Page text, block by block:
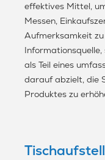
effektives Mittel,
Messen,
Aufmerksamkeit
als Teil eines
darauf abzielt, die
Produktes zu